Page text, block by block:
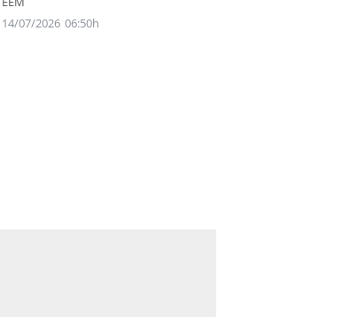
14/07/2026 06:50h